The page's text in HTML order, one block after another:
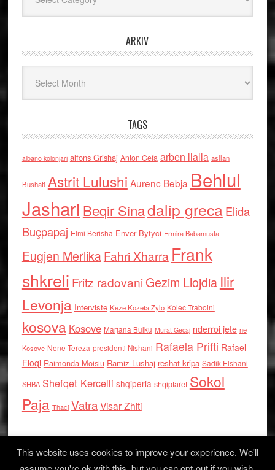
ARKIV
TAGS
albano kolonjari alfons Grishaj Anton Cefa arben llalla asllan
Bushati Astrit Lulushi Aurenc Bebja Behlul
Jashari Beqir Sinadalip grecaElida
Buçpapaj Elmi Berisha Enver Bytyci Ermira Babamusta
Eugjen MerlikaFahri Xharra Frank
shkreli Fritz radovaniGezim Llojdia Ilir
Levonja Interviste Keze Kozeta Zylo Kolec Traboini
kosova Kosove Marjana Bulku Murat Gecaj nderroi jete ne
Kosove Nene Tereza presidenti Nishani Rafaela Prifti Rafael
Floqi Raimonda Moisiu Ramiz Lushaj reshat kripa Sadik Elshani
SHBA Shefqet Kercelli shqiperia shqiptaret Sokol
Paja Thaci VatraVisar Zhiti
This website uses cookies to improve your experience. We'll